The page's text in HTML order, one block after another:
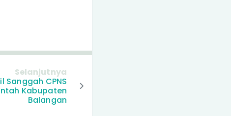
Selanjutnya
Sanggah CPNS
Kabupaten
Balangan